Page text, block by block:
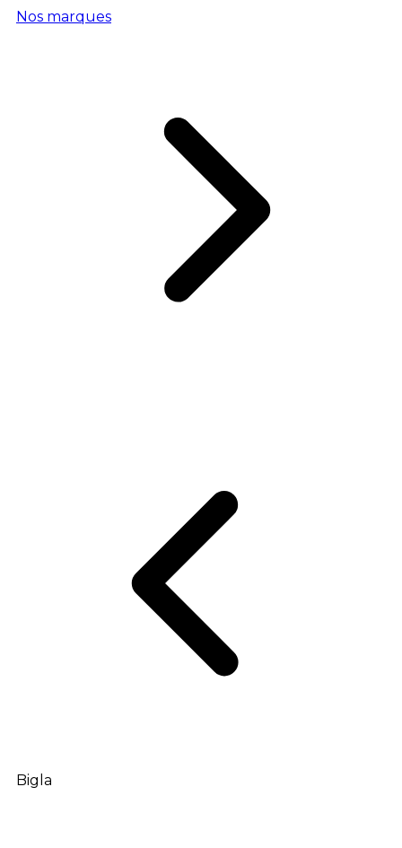
Nos marques
Bigla